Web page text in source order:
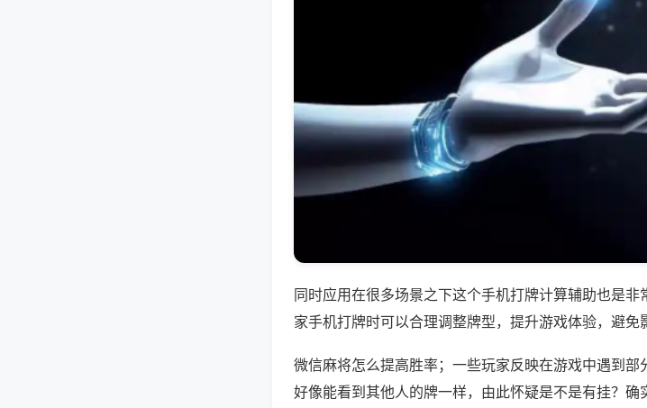
同时应用在很多场景之下这个手机打牌计算辅助也是
家手机打牌时可以合理调整牌型，提升游戏体验，避免
微信麻将怎么提高胜率；一些玩家反映在游戏中遇到
好像能看到其他人的牌一样，由此怀疑是不是有挂？